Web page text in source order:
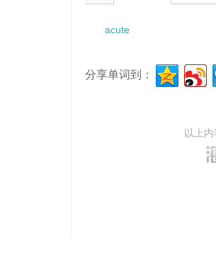
acute
分享单词到：
以上